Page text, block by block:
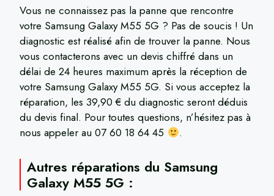
Vous ne connaissez pas la panne que rencontre
votre Samsung Galaxy M55 5G ? Pas de soucis ! Un
diagnostic est réalisé afin de trouver la panne. Nous
vous contacterons avec un devis chiffré dans un
délai de 24 heures maximum après la réception de
votre Samsung Galaxy M55 5G. Si vous acceptez la
réparation, les 39,90 € du diagnostic seront déduis
du devis final. Pour toutes questions, n’hésitez pas à
nous appeler au 07 60 18 64 45
.
Autres réparations du Samsung
Galaxy M55 5G :